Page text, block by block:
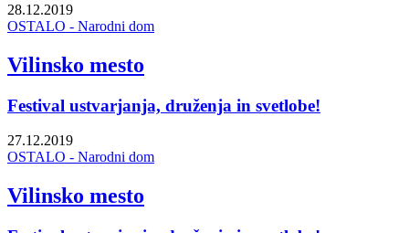
28.12.2019
OSTALO - Narodni dom
Vilinsko mesto
Festival ustvarjanja, druženja in svetlobe!
27.12.2019
OSTALO - Narodni dom
Vilinsko mesto